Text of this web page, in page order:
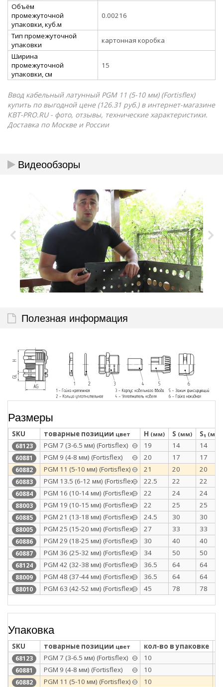
Объём
промежуточной
упаковки, куб.м
0.00216
Тип промежуточной
упаковки
картонная коробка
Ширина
промежуточной
упаковки, см
15
Ввод кабельный латунный PGM 11 (5-10 мм) (Fortisflex)
купить по выгодной цене (126.31 руб.) в интернет-магазине
КВТ-PRO.RU - фото, отзывы, технические характеристики.
Доставка по Москве и России
Видеообзоры
Полезная информация
Размеры
SKU товарные позиции цвет H (мм) S (мм) S₁ (мм)
68123 PGM 7 (3-6.5 мм) (Fortisflex) 19 14 14
60881 PGM 9 (4-8 мм) (Fortisflex) 20 17 17
60882 PGM 11 (5-10 мм) (Fortisflex) 21 20 20
60883 PGM 13.5 (6-12 мм) (Fortisflex) 22.5 22 22
60884 PGM 16 (10-14 мм) (Fortisflex) 22 24 24
88003 PGM 19 (10-15 мм) (Fortisflex) 22 25 25
60885 PGM 21 (13-18 мм) (Fortisflex) 24.5 30 30
88005 PGM 25 (15-20 мм) (Fortisflex) 27 33 33
60886 PGM 29 (18-25 мм) (Fortisflex) 30 40 40
60887 PGM 36 (25-32 мм) (Fortisflex) 34 50 50
68124 PGM 42 (32-38 мм) (Fortisflex) 36.5 64 64
88009 PGM 48 (37-44 мм) (Fortisflex) 36.5 64 64
88010 PGM 63 (42-52 мм) (Fortisflex) 45 78 78
Упаковка
SKU товарные позиции цвет кол-во в упаковке
68123 PGM 7 (3-6.5 мм) (Fortisflex) 10
60881 PGM 9 (4-8 мм) (Fortisflex) 10
60882 PGM 11 (5-10 мм) (Fortisflex) 10